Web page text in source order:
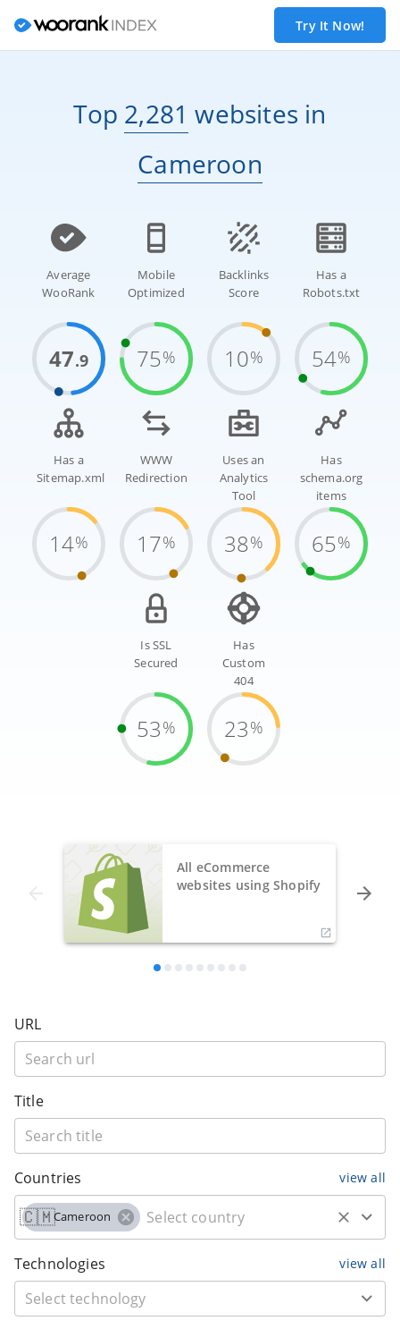
Try It Now!
Top 2,281 websites in
Cameroon
Average
WooRank
47.9
Mobile
Optimized
75%
Backlinks
Score
10%
Has a
Robots.txt
54%
Has a
Sitemap.xml
14%
WWW
Redirection
17%
Uses an
Analytics
Tool
38%
Has
schema.org
items
65%
Is SSL
Secured
53%
Has
Custom
404
23%
All eCommerce
websites using Shopify
URL
Title
Countries view all
🇨🇲Cameroon
Technologies view all